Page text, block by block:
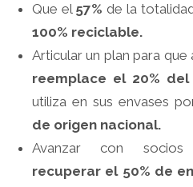
Que el 57% de la
100% reciclable.
Articular un plan para
reemplace el 20%
utiliza en sus envases
de origen nacional.
Avanzar con socios
recuperar el 50% de